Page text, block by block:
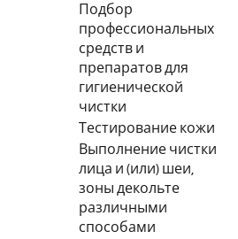
Подбор
профессиональных
средств и
препаратов для
гигиенической
чистки
Тестирование кожи
Выполнение чистки
лица и (или) шеи,
зоны декольте
различными
способами